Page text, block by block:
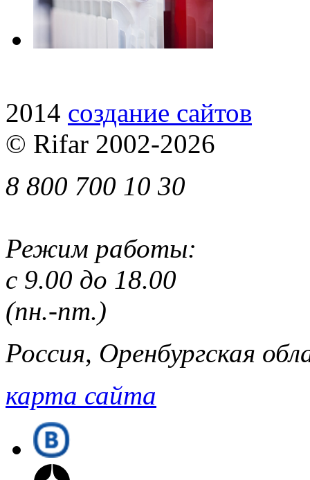
2014 cоздание сайтов
© Rifar 2002-2026
8 800 700 10 30
Режим работы:
с 9.00 до 18.00
(пн.-пт.)
Россия, Оренбургская
карта сайта